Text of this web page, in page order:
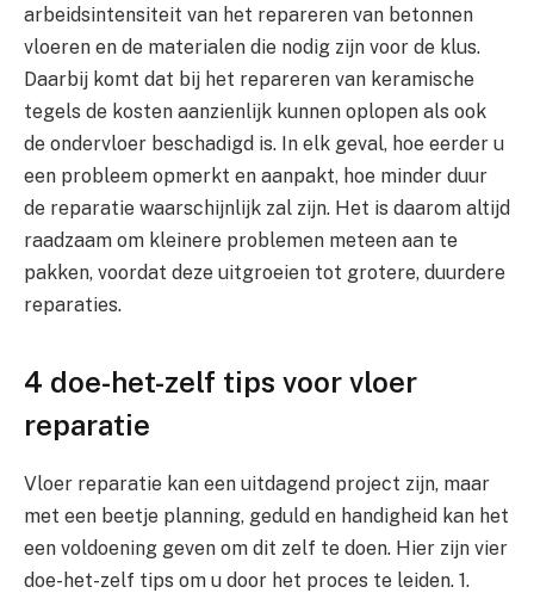
arbeidsintensiteit van het repareren van betonnen
vloeren en de materialen die nodig zijn voor de klus.
Daarbij komt dat bij het repareren van keramische
tegels de kosten aanzienlijk kunnen oplopen als ook
de ondervloer beschadigd is. In elk geval, hoe eerder u
een probleem opmerkt en aanpakt, hoe minder duur
de reparatie waarschijnlijk zal zijn. Het is daarom altijd
raadzaam om kleinere problemen meteen aan te
pakken, voordat deze uitgroeien tot grotere, duurdere
reparaties.
4 doe-het-zelf tips voor vloer
reparatie
Vloer reparatie kan een uitdagend project zijn, maar
met een beetje planning, geduld en handigheid kan het
een voldoening geven om dit zelf te doen. Hier zijn vier
doe-het-zelf tips om u door het proces te leiden. 1.